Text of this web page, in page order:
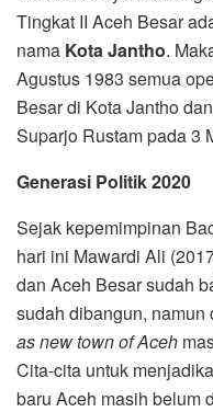
Tingkat II Aceh Besar
nama Kota Jantho.
Agustus 1983 semua
Besar di Kota Jantho
Suparjo Rustam pada 3
Generasi Politik 2020
Sejak kepemimpinan
hari ini Mawardi Ali
dan Aceh Besar sudah
sudah dibangun,
as new town of Aceh
Cita-cita untuk
baru Aceh masih belum